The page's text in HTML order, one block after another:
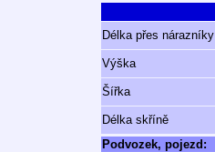
Délka přes nárazníky
Výška
Šířka
Délka skříně
Podvozek, pojezd: